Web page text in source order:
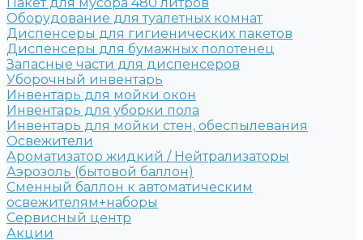
Оборудование для туалетных комнат
Диспенсеры для гигиенических пакетов
Диспенсеры для бумажных полотенец
Запасные части для диспенсеров
Уборочный инвентарь
Инвентарь для мойки окон
Инвентарь для уборки пола
Инвентарь для мойки стен, обеспылевания
Освежители
Ароматизатор жидкий / Нейтрализаторы
Аэрозоль (бытовой баллон)
Сменный баллон к автоматическим
освежителям+наборы
Сервисный центр
Акции